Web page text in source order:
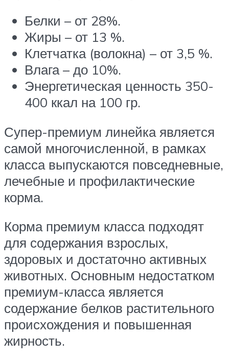
Белки – от 28%.
Жиры – от 13 %.
Клетчатка (волокна) – от 3,5 %.
Влага – до 10%.
Энергетическая ценность 350-
400 ккал на 100 гр.
Супер-премиум линейка является
самой многочисленной, в рамках
класса выпускаются повседневные,
лечебные и профилактические
корма.
Корма премиум класса подходят
для содержания взрослых,
здоровых и достаточно активных
животных. Основным недостатком
премиум-класса является
содержание белков растительного
происхождения и повышенная
жирность.